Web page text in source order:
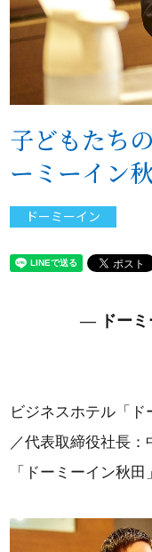
子どもたち
ーミーイン
ドーミーイン
― ドーミ
ビジネスホテル「
／代表取締役社長
「ドーミーイン秋田